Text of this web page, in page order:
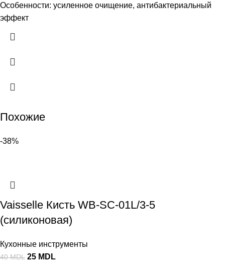
Особенности: усиленное очищение, антибактериальный
эффект
Похожие
-38%
Vaisselle Кисть WB-SC-01L/3-5
(силиконовая)
Кухонные инструменты
40MDL 25 MDL